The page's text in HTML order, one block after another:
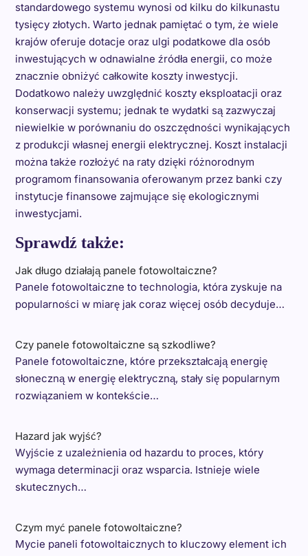
standardowego systemu wynosi od kilku do kilkunastu
tysięcy złotych. Warto jednak pamiętać o tym, że wiele
krajów oferuje dotacje oraz ulgi podatkowe dla osób
inwestujących w odnawialne źródła energii, co może
znacznie obniżyć całkowite koszty inwestycji.
Dodatkowo należy uwzględnić koszty eksploatacji oraz
konserwacji systemu; jednak te wydatki są zazwyczaj
niewielkie w porównaniu do oszczędności wynikających
z produkcji własnej energii elektrycznej. Koszt instalacji
można także rozłożyć na raty dzięki różnorodnym
programom finansowania oferowanym przez banki czy
instytucje finansowe zajmujące się ekologicznymi
inwestycjami.
Sprawdź także:
Jak długo działają panele fotowoltaiczne?
Panele fotowoltaiczne to technologia, która zyskuje na
popularności w miarę jak coraz więcej osób decyduje…
Czy panele fotowoltaiczne są szkodliwe?
Panele fotowoltaiczne, które przekształcają energię
słoneczną w energię elektryczną, stały się popularnym
rozwiązaniem w kontekście…
Hazard jak wyjść?
Wyjście z uzależnienia od hazardu to proces, który
wymaga determinacji oraz wsparcia. Istnieje wiele
skutecznych…
Czym myć panele fotowoltaiczne?
Mycie paneli fotowoltaicznych to kluczowy element ich